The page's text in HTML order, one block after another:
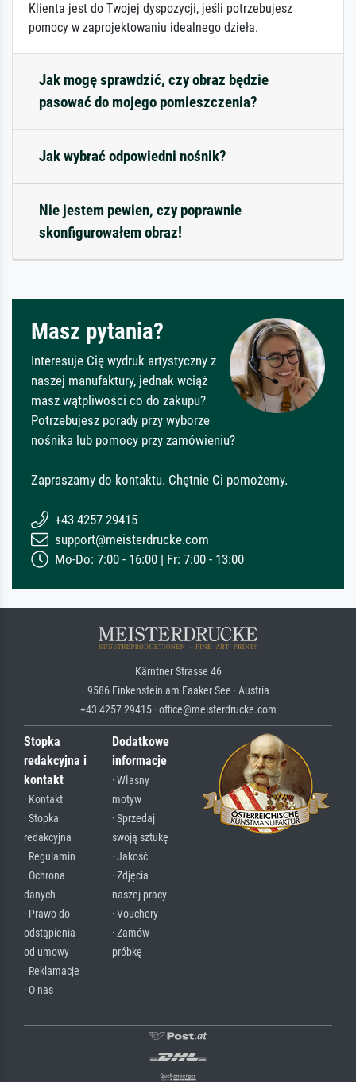
Klienta jest do Twojej dyspozycji, jeśli potrzebujesz
pomocy w zaprojektowaniu idealnego dzieła.
Jak mogę sprawdzić, czy obraz będzie
pasować do mojego pomieszczenia?
Jak wybrać odpowiedni nośnik?
Nie jestem pewien, czy poprawnie
skonfigurowałem obraz!
Masz pytania?
Interesuje Cię wydruk artystyczny z
naszej manufaktury, jednak wciąż
masz wątpliwości co do zakupu?
Potrzebujesz porady przy wyborze
nośnika lub pomocy przy zamówieniu?
Zapraszamy do kontaktu. Chętnie Ci pomożemy.
+43 4257 29415
support@meisterdrucke.com
Mo-Do: 7:00 - 16:00 | Fr: 7:00 - 13:00
Kärntner Strasse 46
9586 Finkenstein am Faaker See · Austria
+43 4257 29415 · office@meisterdrucke.com
Stopka
redakcyjna i
kontakt
· Kontakt
· Stopka
redakcyjna
· Regulamin
· Ochrona
danych
· Prawo do
odstąpienia
od umowy
· Reklamacje
· O nas
Dodatkowe
informacje
· Własny
motyw
· Sprzedaj
swoją sztukę
· Jakość
· Zdjęcia
naszej pracy
· Vouchery
· Zamów
próbkę